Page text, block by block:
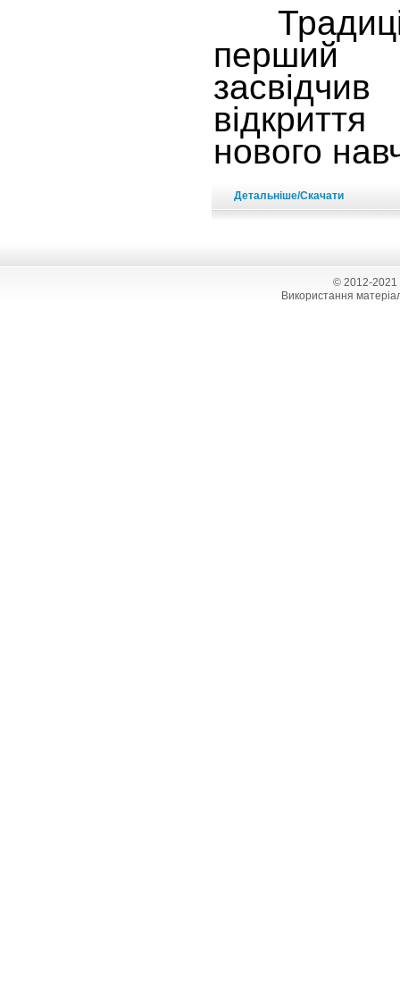
перший
нового
Детальніше/Скачати
© 2012-2021
Використання